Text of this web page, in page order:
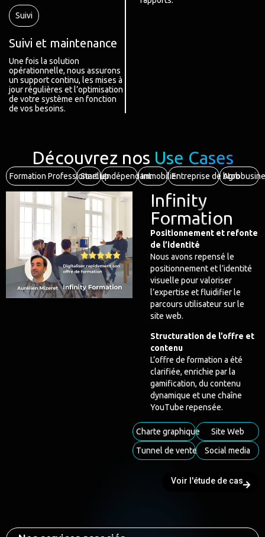
Suivi
Suivi et maintenance
Une fois la solution
opérationnelle, nous assurons
un support continu, les mises à
jour régulières et l’optimisation
de votre système en fonction
de vos besoins.
Découvrez nos Use Cases
Formation Professionnelle
Start upIndépendantImmobilierEntreprise de btob
Infinity
Formation
Positionnement et refonte
de l’identité
Nous avons repensé le
positionnement et l’identité
visuelle pour valoriser
l’expertise et fluidifier le
parcours utilisateur sur le
site web.
Structuration de l’offre et
contenu
L’offre de formation a été
clarifiée, enrichie par la
gamification, du contenu
dynamique et une chaîne
YouTube repensée.
Charte graphique
Site Web
Tunnel de vente
Social media
Voir l'étude de cas